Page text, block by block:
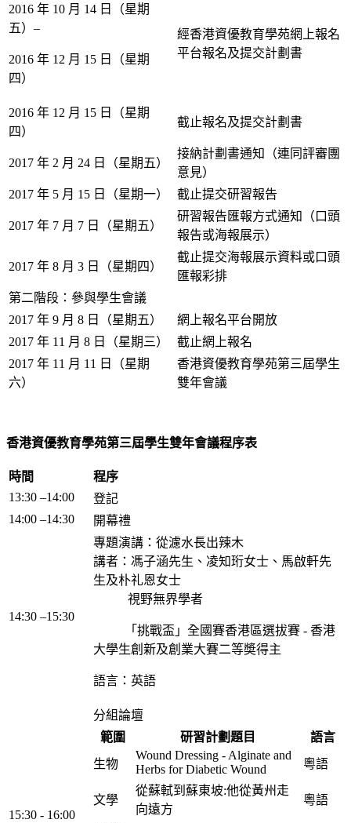
2016 年 10 月 14 日（星期
五）–
2016 年 12 月 15 日（星期
四）
經香港資優教育學苑網上報名
平台報名及提交計劃書
2016 年 12 月 15 日（星期
四）
截止報名及提交計劃書
2017 年 2 月 24 日（星期五）
接納計劃書通知（連同評審團
意見）
2017 年 5 月 15 日（星期一）
截止提交研習報告
2017 年 7 月 7 日（星期五）
研習報告匯報方式通知（口頭
報告或海報展示）
2017 年 8 月 3 日（星期四）
截止提交海報展示資料或口頭
匯報彩排
第二階段：參與學生會議
2017 年 9 月 8 日（星期五）
網上報名平台開放
2017 年 11 月 8 日（星期三）
截止網上報名
2017 年 11 月 11 日（星期
六）
香港資優教育學苑第三屆學生
雙年會議
香港資優教育學苑第三屆學生雙年會議程序表
時間
程序
13:30 –14:00
登記
14:00 –14:30
開幕禮
14:30 –15:30
專題演講：從濾水長出辣木
講者：馮子涵先生、凌知珩女士、馬啟軒先
生及朴礼恩女士
視野無界學者
「挑戰盃」全國賽香港區選拔賽 - 香港
大學生創新及創業大賽二等奬得主
語言：英語
15:30 - 16:00
分組論壇
範圍
研習計劃題目
語言
生物
Wound Dressing - Alginate and
Herbs for Diabetic Wound
粵語
文學
從蘇軾到蘇東坡:他從黃州走
向遠方
粵語